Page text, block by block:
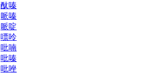
酞嗪
哌嗪
哌啶
嘌呤
吡喃
吡嗪
吡唑